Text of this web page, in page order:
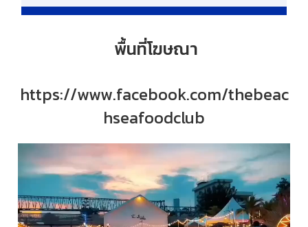
พื้นที่โฆษณา
https://www.facebook.com/thebeac
hseafoodclub